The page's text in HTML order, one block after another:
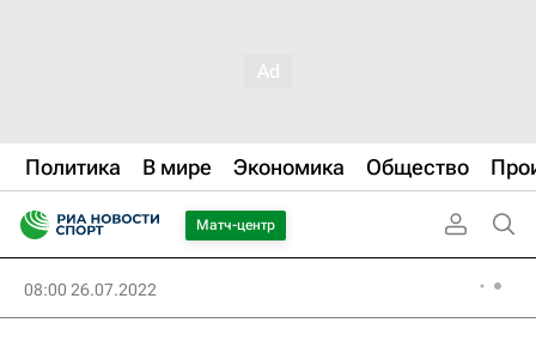
Политика В мире Экономика Общество
Матч-центр
08:00 26.07.2022